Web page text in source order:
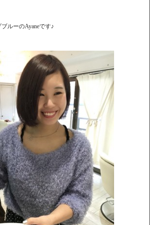
ルーのAyaneです♪